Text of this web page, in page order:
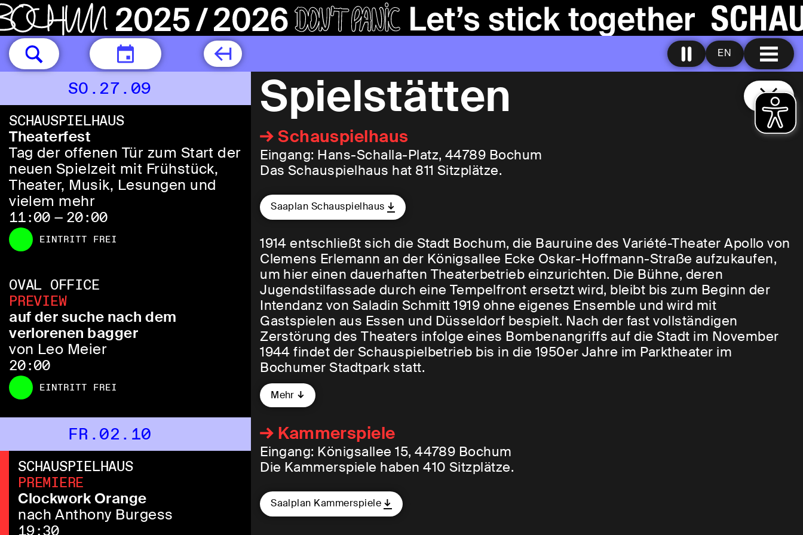
EN
HEUTE
SO.27.09
SCHAUSPIELHAUS
Theaterfest
Tag der offenen Tür zum Start der
neuen Spielzeit mit Frühstück,
Theater, Musik, Lesungen und
vielem mehr
11:00 — 20:00
EINTRITT FREI
OVAL OFFICE
PREVIEW
auf der suche nach dem
verlorenen bagger
von Leo Meier
20:00
EINTRITT FREI
FR.02.10
SCHAUSPIELHAUS
PREMIERE
Clockwork Orange
nach Anthony Burgess
19:30
Spielstätten
Schauspielhaus
Eingang: Hans-Schalla-Platz, 44789 Bochum
Das Schauspielhaus hat 811 Sitzplätze.
Saaplan Schauspielhaus
1914 entschließt sich die Stadt Bochum, die Bauruine des Variété-Theater Apollo von
Clemens Erlemann an der Königsallee Ecke Oskar-Hoffmann-Straße aufzukaufen,
um hier einen dauerhaften Theaterbetrieb einzurichten. Die Bühne, deren
Jugendstilfassade durch eine Tempelfront ersetzt wird, bleibt bis zum Beginn der
Intendanz von Saladin Schmitt 1919 ohne eigenes Ensemble und wird mit
Gastspielen aus Essen und Düsseldorf bespielt. Nach der fast vollständigen
Zerstörung des Theaters infolge eines Bombenangriffs auf die Stadt im November
1944 findet der Schauspielbetrieb bis in die 1950er Jahre im Parktheater im
Bochumer Stadtpark statt.
Mehr
Kammerspiele
Eingang: Königsallee 15, 44789 Bochum
Die Kammerspiele haben 410 Sitzplätze.
Saalplan Kammerspiele